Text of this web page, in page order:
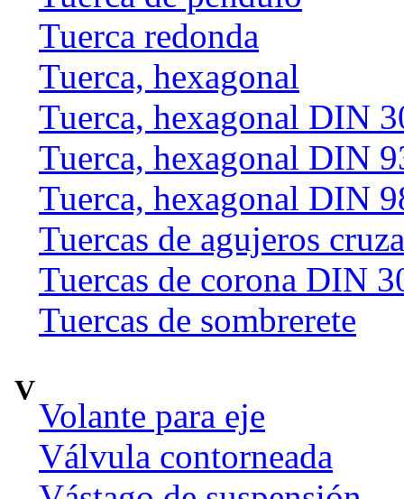
Tuerca redonda
Tuerca, hexagonal
Tuerca, hexagonal DIN
Tuerca, hexagonal DIN
Tuerca, hexagonal DIN
Tuercas de agujeros
Tuercas de corona DIN
Tuercas de sombrerete
V
Volante para eje
Válvula contorneada